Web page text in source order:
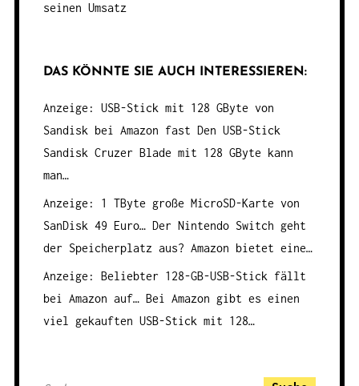
seinen Umsatz
DAS KÖNNTE SIE AUCH INTERESSIEREN:
Anzeige: USB-Stick mit 128 GByte von
Sandisk bei Amazon fast Den USB-Stick
Sandisk Cruzer Blade mit 128 GByte kann
man…
Anzeige: 1 TByte große MicroSD-Karte von
SanDisk 49 Euro…Der Nintendo Switch geht
der Speicherplatz aus? Amazon bietet eine…
Anzeige: Beliebter 128-GB-USB-Stick fällt
bei Amazon auf…Bei Amazon gibt es einen
viel gekauften USB-Stick mit 128…